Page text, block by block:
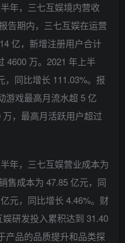
年，三七互娱境内营收
告期内，三七互娱在运营
亿，新增注册用户合计
4600 万。2021 年上半
，同比增长 111.03%。报
游戏最高月流水超 5 亿
，最高月活跃用户超过
，三七互娱营业成本为
售成本为 47.85 亿元，同
元，同比增长 4.46%。财
研发投入累积达到 31.40
产品的品质提升和品类探